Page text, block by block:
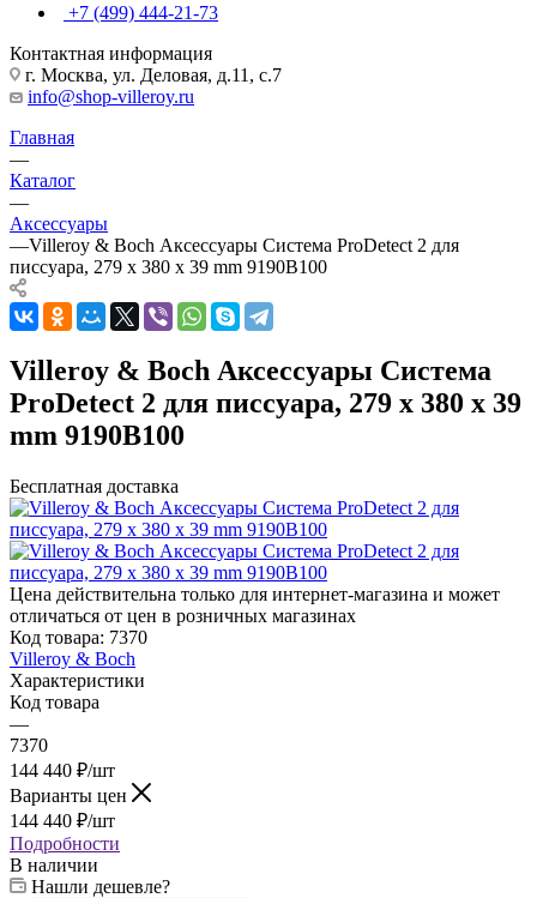
+7 (499) 444-21-73
Контактная информация
г. Москва, ул. Деловая, д.11, с.7
info@shop-villeroy.ru
Главная
—
Каталог
—
Аксессуары
—Villeroy & Boch Аксессуары Система ProDetect 2 для
писсуара, 279 x 380 x 39 mm 9190B100
Villeroy & Boch Аксессуары Система
ProDetect 2 для писсуара, 279 x 380 x 39
mm 9190B100
Бесплатная доставка
Цена действительна только для интернет-магазина и может
отличаться от цен в розничных магазинах
Код товара: 7370
Villeroy & Boch
Характеристики
Код товара
—
7370
144 440 ₽/шт
Варианты цен
144 440 ₽/шт
Подробности
В наличии
Нашли дешевле?